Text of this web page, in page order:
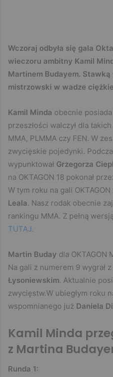
Wczoraj odbyła się gala
wieczoru ambitny Kamil
Martinem Budayem. Stawką
mistrzowski w wadze
Kamil Minda obecnie
przeszłości walczył dla
MMA, PLMMA czy FEN. W
zwycięskie pojedynki.
wypunktował Grzegorza
na OKTAGON 18 pokonał
W tym roku na gali
Leala. Nasz rodak obecnie
rankingu MMA. Z pełną
TUTAJ.
Martin Buday dla OKTAGON
Na gali z numerem 9 wygrał
Łysoniewskim. Aktualnie
zwycięstw.W ubiegłym roku
wspomnianego już Daniela
Kamil Minda
z Martina
Runda 1: